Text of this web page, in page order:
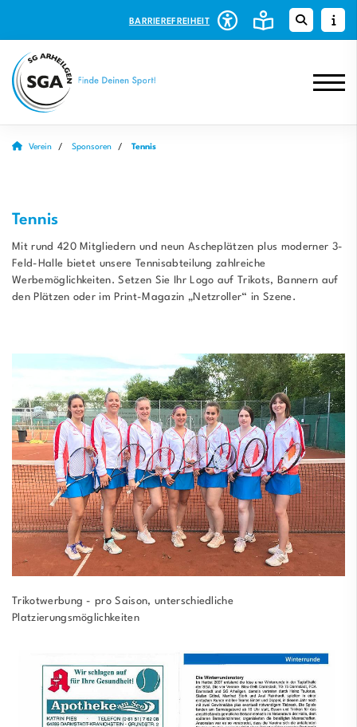
BARRIEREFREIHEIT
Verein Sponsoren Tennis
Tennis
Mit rund 420 Mitgliedern und neun Ascheplätzen plus moderner 3-
Feld-Halle bietet unsere Tennisabteilung zahlreiche
Werbemöglichkeiten. Setzen Sie Ihr Logo auf Trikots, Bannern auf
den Plätzen oder im Print-Magazin „Netzroller“ in Szene.
Trikotwerbung - pro Saison, unterschiedliche
Platzierungsmöglichkeiten